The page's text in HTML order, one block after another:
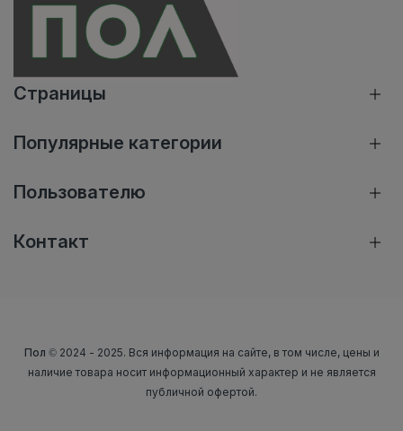
Страницы
Популярные категории
Пользователю
Контакт
Пол © 2024 - 2025. Вся информация на сайте, в том числе, цены и
наличие товара носит информационный характер и не является
публичной офертой.